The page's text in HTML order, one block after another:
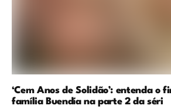
‘Cem Anos de Solidão’: entenda o
família Buendía na parte 2 da séri